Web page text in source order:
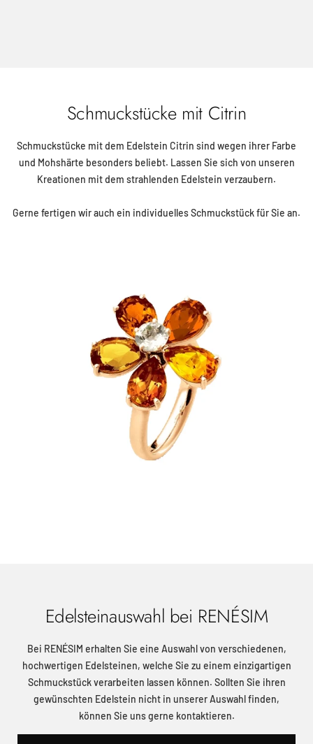
Schmuckstücke mit Citrin
Schmuckstücke mit dem Edelstein Citrin sind wegen ihrer Farbe
und Mohshärte besonders beliebt. Lassen Sie sich von unseren
Kreationen mit dem strahlenden Edelstein verzaubern.
Gerne fertigen wir auch ein individuelles Schmuckstück für Sie an.
Edelsteinauswahl bei RENÉSIM
Bei RENÉSIM erhalten Sie eine Auswahl von verschiedenen,
hochwertigen Edelsteinen, welche Sie zu einem einzigartigen
Schmuckstück verarbeiten lassen können. Sollten Sie ihren
gewünschten Edelstein nicht in unserer Auswahl finden,
können Sie uns gerne kontaktieren.